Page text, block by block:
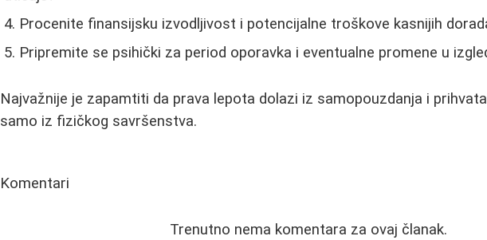
Procenite finansijsku izvodljivost i potencijalne troškove kasnijih
Pripremite se psihički za period oporavka i eventualne promene u
Najvažnije je zapamtiti da prava lepota dolazi iz samopouzdanja i
samo iz fizičkog savršenstva.
Komentari
Trenutno nema komentara za ovaj članak.